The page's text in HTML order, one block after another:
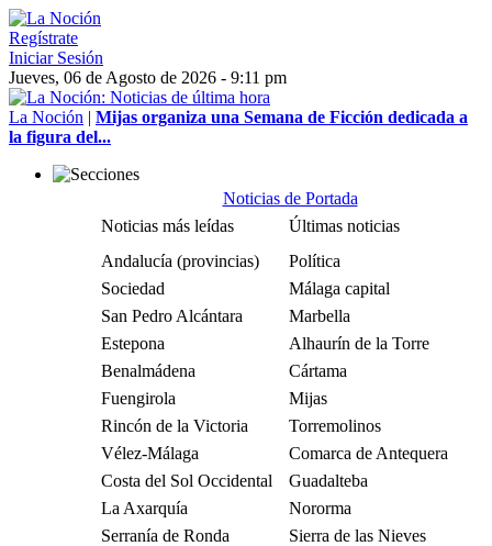
Regístrate
Iniciar Sesión
Jueves, 06 de Agosto de 2026 - 9:11 pm
La Noción | Mijas organiza una Semana de Ficción dedicada a
la figura del...
Noticias de Portada
Noticias más leídas
Últimas noticias
Andalucía (provincias)
Política
Sociedad
Málaga capital
San Pedro Alcántara
Marbella
Estepona
Alhaurín de la Torre
Benalmádena
Cártama
Fuengirola
Mijas
Rincón de la Victoria
Torremolinos
Vélez-Málaga
Comarca de Antequera
Costa del Sol Occidental
Guadalteba
La Axarquía
Nororma
Serranía de Ronda
Sierra de las Nieves